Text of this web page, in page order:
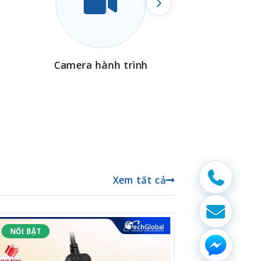
Camera hành trình
Xem tất cả